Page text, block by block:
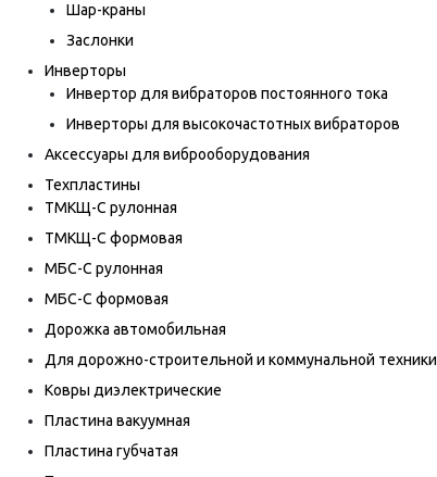
Шар-краны
Заслонки
Инверторы
Инвертор для вибраторов постоянного тока
Инверторы для высокочастотных вибраторов
Аксессуары для виброоборудования
Техпластины
ТМКЩ-С рулонная
ТМКЩ-С формовая
МБС-С рулонная
МБС-С формовая
Дорожка автомобильная
Для дорожно-строительной и коммунальной техники
Ковры диэлектрические
Пластина вакуумная
Пластина губчатая